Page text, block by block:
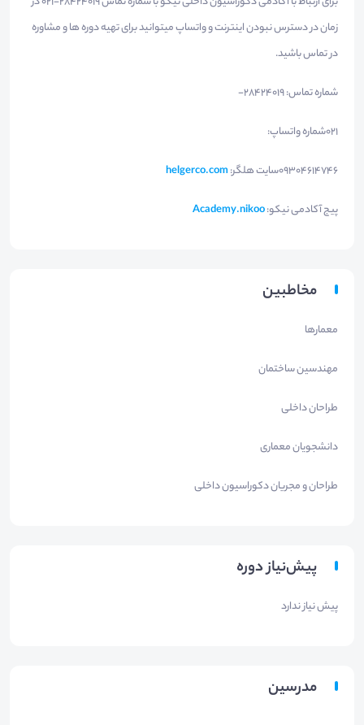
زمان در دسترس نبودن اینترنت و واتساپ میتوانید برای تهیه دوره ها و مشاوره
در تماس باشید.
شماره تماس: 28424019-
021شماره واتساپ:
09304614746سایت هلگر: helgerco.com
پیج آکادمی نیکو:Academy.nikoo
مخاطبین
معمارها
مهندسین ساختمان
طراحان داخلی
دانشجویان معماری
طراحان و مجریان دکوراسیون داخلی
پیش‌نیاز دوره
پیش نیاز ندارد
مدرسین